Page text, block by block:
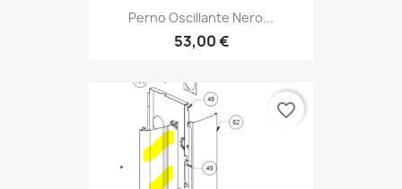
Perno Oscillante Nero...
53,00 €
favorite_border